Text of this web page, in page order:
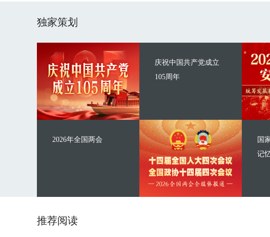
独家策划
庆祝中国共产党成立
105周年
2026年全国两会
国
记
推荐阅读